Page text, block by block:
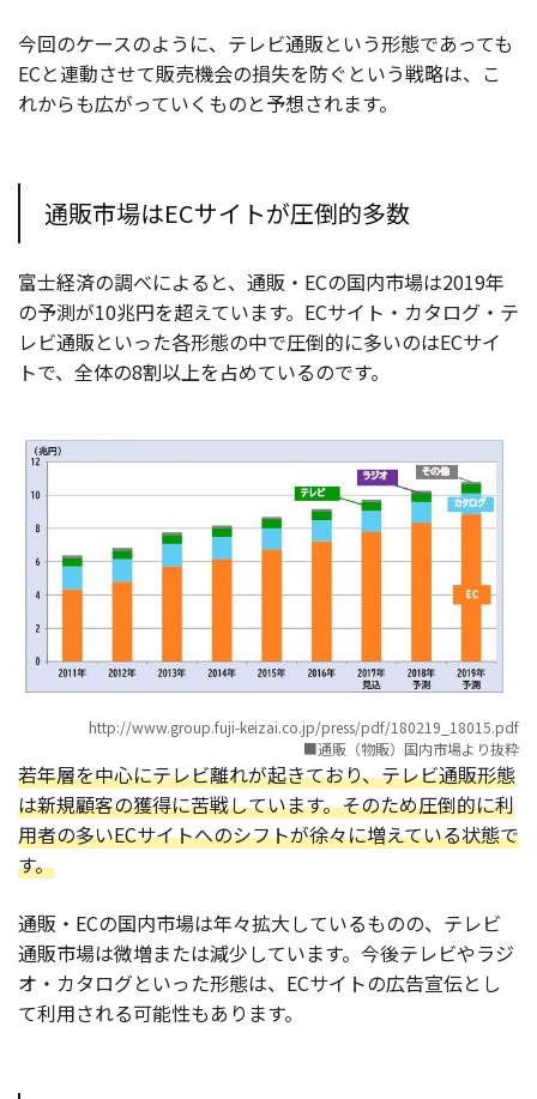
今回のケースのように、テレビ通販という形態であっても
ECと連動させて販売機会の損失を防ぐという戦略は、こ
れからも広がっていくものと予想されます。
通販市場はECサイトが圧倒的多数
富士経済の調べによると、通販・ECの国内市場は2019年
の予測が10兆円を超えています。ECサイト・カタログ・テ
レビ通販といった各形態の中で圧倒的に多いのはECサイ
トで、全体の8割以上を占めているのです。
http://www.group.fuji-keizai.co.jp/press/pdf/180219_18015.pdf
■通販（物販）国内市場より抜粋
若年層を中心にテレビ離れが起きており、テレビ通販形態
は新規顧客の獲得に苦戦しています。そのため圧倒的に利
用者の多いECサイトへのシフトが徐々に増えている状態で
す。
通販・ECの国内市場は年々拡大しているものの、テレビ
通販市場は微増または減少しています。今後テレビやラジ
オ・カタログといった形態は、ECサイトの広告宣伝とし
て利用される可能性もあります。